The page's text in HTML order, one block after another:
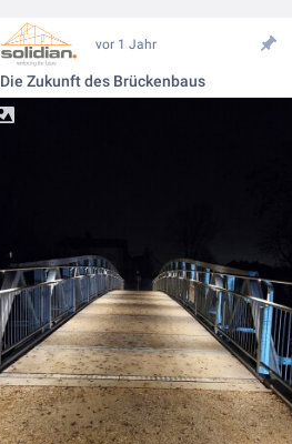
vor 1 Jahr
Die Zukunft des Brückenbaus